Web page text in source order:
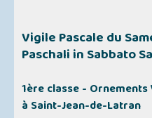
Vigile Pascale du
Paschali in Sabbato
1ère classe -
à Saint-Jean-de-Latran